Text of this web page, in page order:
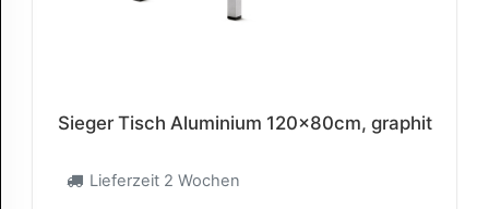
Sieger Tisch Aluminium 120x80cm, graphit
Lieferzeit 2 Wochen